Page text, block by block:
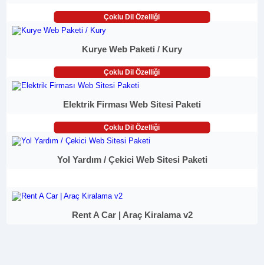
Çoklu Dil Özelliği
Kurye Web Paketi / Kury
Çoklu Dil Özelliği
Elektrik Firması Web Sitesi Paketi
Çoklu Dil Özelliği
Yol Yardım / Çekici Web Sitesi Paketi
Rent A Car | Araç Kiralama v2